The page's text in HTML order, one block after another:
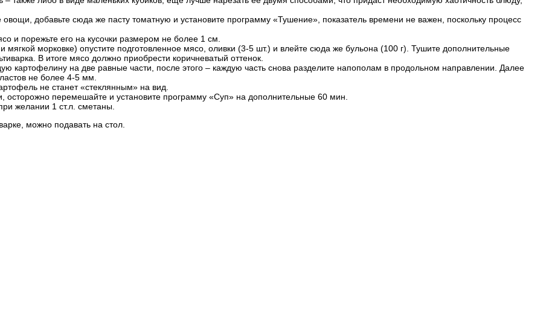
добавьте сюда же пасту томатную и установите программу «Тушение», показатель времени не важен, поскольку процесс
и порежьте его на кусочки размером не более 1 см.
морковке) опустите подготовленное мясо, оливки (3-5 шт.) и влейте сюда же бульона (100 г). Тушите дополнительные
В итоге мясо должно приобрести коричневатый оттенок.
картофелину на две равные части, после этого – каждую часть снова разделите напополам в продольном направлении. Далее
не более 4-5 мм.
не станет «стеклянным» на вид.
осторожно перемешайте и установите программу «Суп» на дополнительные 60 мин.
желании 1 ст.л. сметаны.
можно подавать на стол.